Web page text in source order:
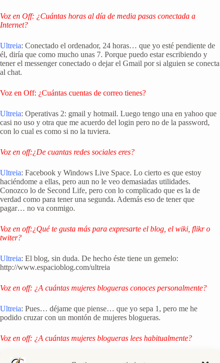
Voz en Off: ¿Cuántas horas al día de media pasas conectada a
Internet?
Ultreia: Conectado el ordenador, 24 horas… que yo esté pendiente de
él, diría que como mucho unas 7. Porque puedo estar escribiendo y
tener el messenger conectado o dejar el Gmail por si alguien se conecta
al chat.
Voz en Off: ¿Cuántas cuentas de correo tienes?
Ultreia: Operativas 2: gmail y hotmail. Luego tengo una en yahoo que
casi no uso y otra que me acuerdo del login pero no de la password,
con lo cual es como si no la tuviera.
Voz en off:¿De cuantas redes sociales eres?
Ultreia: Facebook y Windows Live Space. Lo cierto es que estoy
haciéndome a ellas, pero aun no le veo demasiadas utilidades.
Conozco lo de Second Life, pero con lo complicado que es la de
verdad como para tener una segunda. Además eso de tener que
pagar… no va conmigo.
Voz en off:¿Qué te gusta más para expresarte el blog, el wiki, flikr o
twiter?
Ultreia: El blog, sin duda. De hecho éste tiene un gemelo:
http://www.espacioblog.com/ultreia
Voz en off: ¿A cuántas mujeres blogueras conoces personalmente?
Ultreia: Pues… déjame que piense… que yo sepa 1, pero me he
podido cruzar con un montón de mujeres blogueras.
Voz en off: ¿A cuántas mujeres blogueras lees habitualmente?
Ultreia: A muchas, pero lo que importa no es la cantidad sino la calidad